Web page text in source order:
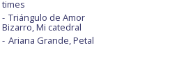
times
Triángulo de Amor
Bizarro, Mi catedral
Ariana Grande, Petal